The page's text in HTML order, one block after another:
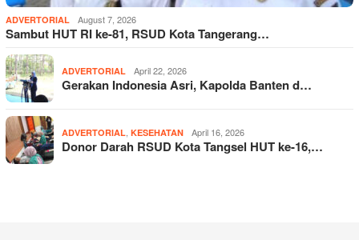
ADVERTORIAL August 7, 2026
Sambut HUT RI ke-81, RSUD Kota Tangerang…
ADVERTORIAL April 22, 2026
Gerakan Indonesia Asri, Kapolda Banten d…
ADVERTORIAL KESEHATAN April 16, 2026
Donor Darah RSUD Kota Tangsel HUT ke-16,…